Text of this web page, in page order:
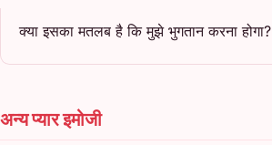
क्या इसका मतलब है कि मुझे भुगतान करना होगा?
अन्य प्यार इमोजी